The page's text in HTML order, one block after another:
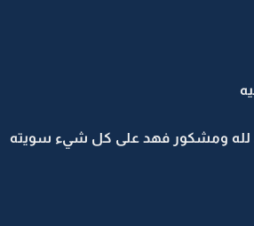
لله ومشكور فهد على كل شيء سويته